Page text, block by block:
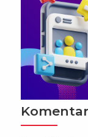
sebagai
Indonesia,